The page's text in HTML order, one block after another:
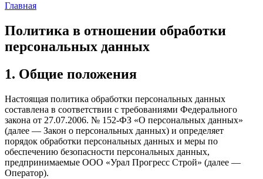
Главная
Политика в отношении обработки
персональных данных
1. Общие положения
Настоящая политика обработки персональных данных
составлена в соответствии с требованиями Федерального
закона от 27.07.2006. № 152-ФЗ «О персональных данных»
(далее — Закон о персональных данных) и определяет
порядок обработки персональных данных и меры по
обеспечению безопасности персональных данных,
предпринимаемые ООО «Урал Прогресс Строй» (далее —
Оператор).